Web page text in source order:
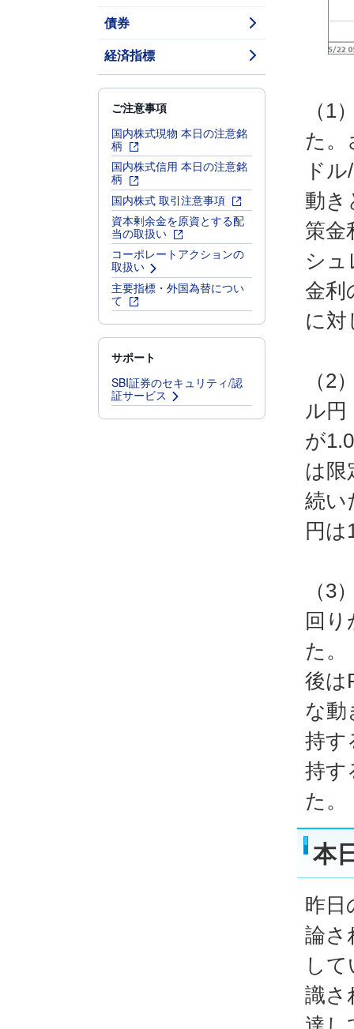
債券
経済指標
ご注意事項
国内株式現物 本日の注意銘
柄
国内株式信用 本日の注意銘
柄
国内株式 取引注意事項
資本剰余金を原資とする配
当の取扱い
コーポレートアクションの
取扱い
主要指標・外国為替につい
て
サポート
SBI証券のセキュリティ/認
証サービス
（1
た。
ド
動き
策金
シュ
金利
に対
（2
ル円
が
は限
続い
円は
（3
回
た。
後は
な動
持す
持す
た。
本
昨日
論さ
し
識さ